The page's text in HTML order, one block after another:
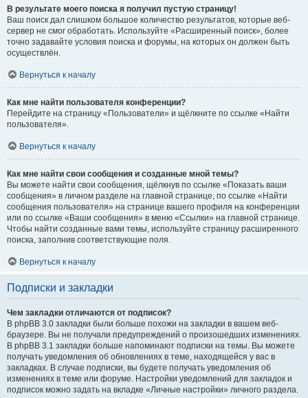
В результате моего поиска я получил пустую страницу!
Ваш поиск дал слишком большое количество результатов, которые веб-
сервер не смог обработать. Используйте «Расширенный поиск», более
точно задавайте условия поиска и форумы, на которых он должен быть
осуществлён.
Вернуться к началу
Как мне найти пользователя конференции?
Перейдите на страницу «Пользователи» и щёлкните по ссылке «Найти
пользователя».
Вернуться к началу
Как мне найти свои сообщения и созданные мной темы?
Вы можете найти свои сообщения, щёлкнув по ссылке «Показать ваши
сообщения» в личном разделе на главной странице, по ссылке «Найти
сообщения пользователя» на странице вашего профиля на конференции
или по ссылке «Ваши сообщения» в меню «Ссылки» на главной странице.
Чтобы найти созданные вами темы, используйте страницу расширенного
поиска, заполнив соответствующие поля.
Вернуться к началу
Подписки и закладки
Чем закладки отличаются от подписок?
В phpBB 3.0 закладки были больше похожи на закладки в вашем веб-
браузере. Вы не получали предупреждений о произошедших изменениях.
В phpBB 3.1 закладки больше напоминают подписки на темы. Вы можете
получать уведомления об обновлениях в теме, находящейся у вас в
закладках. В случае подписки, вы будете получать уведомления об
изменениях в теме или форуме. Настройки уведомлений для закладок и
подписок можно задать на вкладке «Личные настройки» личного раздела.